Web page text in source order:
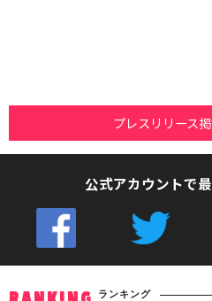
プレスリリース
公式アカウントで
ランキング